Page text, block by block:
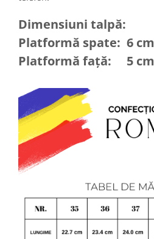
Dimensiuni talpă:
Platformă spate: 6 cm
Platformă față: 5 cm